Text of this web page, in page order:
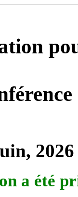
2026
a été